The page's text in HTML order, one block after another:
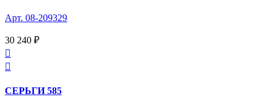
Арт. 08-209329
30 240 ₽


СЕРЬГИ 585